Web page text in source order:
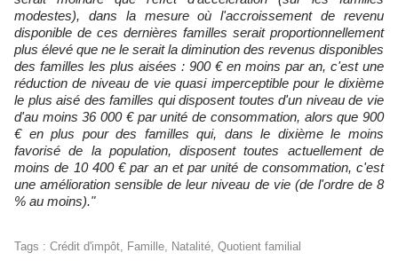
modestes), dans la mesure où l'accroissement de revenu
disponible de ces dernières familles serait proportionnellement
plus élevé que ne le serait la diminution des revenus disponibles
des familles les plus aisées : 900 € en moins par an, c'est une
réduction de niveau de vie quasi imperceptible pour le dixième
le plus aisé des familles qui disposent toutes d'un niveau de vie
d'au moins 36 000 € par unité de consommation, alors que 900
€ en plus pour des familles qui, dans le dixième le moins
favorisé de la population, disposent toutes actuellement de
moins de 10 400 € par an et par unité de consommation, c'est
une amélioration sensible de leur niveau de vie (de l'ordre de 8
% au moins)."
Tags : Crédit d'impôt, Famille, Natalité, Quotient familial